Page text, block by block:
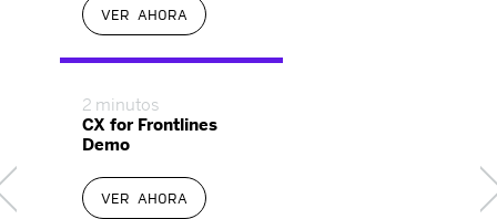
VER AHORA
2 minutos
CX for Frontlines
Demo
VER AHORA